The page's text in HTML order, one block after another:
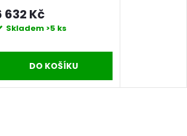
632 Kč
Skladem >5 ks
DO KOŠÍKU